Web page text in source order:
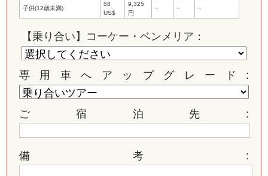
子供(12歳未満)
58
US$
9,325
円
− − −
【乗り合い】コーケー・ベンメリア：
専用車へアップグレード:
ご宿泊先:
備考: